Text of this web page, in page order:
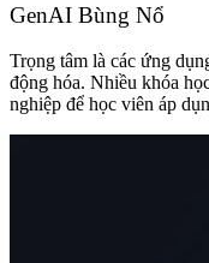
GenAI Bùng Nổ
Trọng tâm là các ứng
động hóa. Nhiều khóa
nghiệp để học viên áp